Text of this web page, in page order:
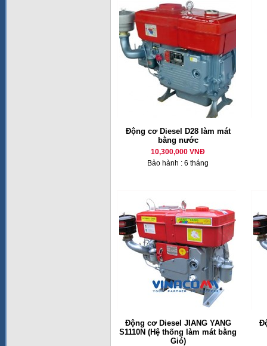
Động cơ Diesel D28 làm mát
bằng nước
10,300,000 VNĐ
Bảo hành : 6 tháng
Động cơ Diesel JIANG YANG
S1110N (Hệ thống làm mát bằng
Gió)